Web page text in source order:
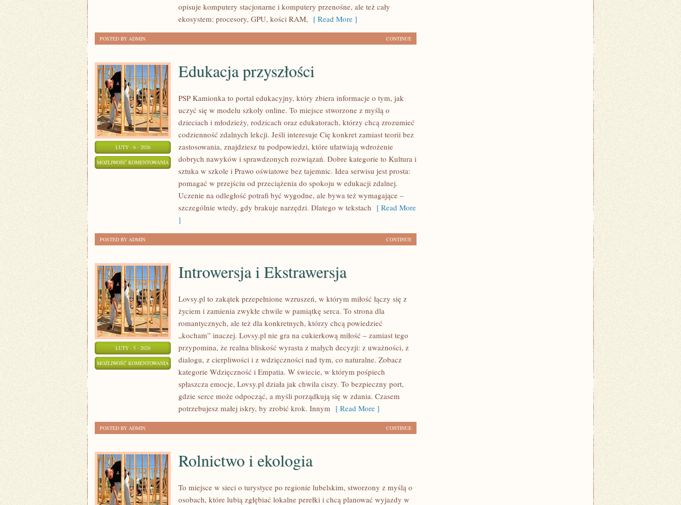
opisuje komputery stacjonarne i komputery przenośne, ale też cały
ekosystem: procesory, GPU, kości RAM, [ Read More ]
CONTINUE
POSTED BY ADMIN
LUTY - 6 - 2026
MOŻLIWOŚĆ KOMENTOWANIA EDUKACJA
PRZYSZŁOŚCI
Edukacja przyszłości
PSP Kamionka to portal edukacyjny, który zbiera informacje o tym, jak
uczyć się w modelu szkoły online. To miejsce stworzone z myślą o
dzieciach i młodzieży, rodzicach oraz edukatorach, którzy chcą zrozumieć
codzienność zdalnych lekcji. Jeśli interesuje Cię konkret zamiast teorii bez
zastosowania, znajdziesz tu podpowiedzi, które ułatwiają wdrożenie
dobrych nawyków i sprawdzonych rozwiązań. Dobre kategorie to Kultura i
sztuka w szkole i Prawo oświatowe bez tajemnic. Idea serwisu jest prosta:
pomagać w przejściu od przeciążenia do spokoju w edukacji zdalnej.
Uczenie na odległość potrafi być wygodne, ale bywa też wymagające –
szczególnie wtedy, gdy brakuje narzędzi. Dlatego w tekstach [ Read More
]
CONTINUE
POSTED BY ADMIN
LUTY - 5 - 2026
MOŻLIWOŚĆ KOMENTOWANIA INTROWERSJA
EKSTRAWERSJA
Introwersja i Ekstrawersja
Lovsy.pl to zakątek przepełnione wzruszeń, w którym miłość łączy się z
życiem i zamienia zwykłe chwile w pamiątkę serca. To strona dla
romantycznych, ale też dla konkretnych, którzy chcą powiedzieć
„kocham” inaczej. Lovsy.pl nie gra na cukierkową miłość – zamiast tego
przypomina, że realna bliskość wyrasta z małych decyzji: z uważności, z
dialogu, z cierpliwości i z wdzięczności nad tym, co naturalne. Zobacz
kategorie Wdzięczność i Empatia. W świecie, w którym pośpiech
spłaszcza emocje, Lovsy.pl działa jak chwila ciszy. To bezpieczny port,
gdzie serce może odpocząć, a myśli porządkują się w zdania. Czasem
potrzebujesz małej iskry, by zrobić krok. Innym [ Read More ]
CONTINUE
POSTED BY ADMIN
Rolnictwo i ekologia
To miejsce w sieci o turystyce po regionie lubelskim, stworzony z myślą o
osobach, które lubią zgłębiać lokalne perełki i chcą planować wyjazdy w